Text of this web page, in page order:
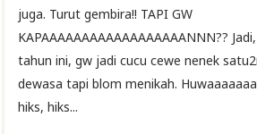
juga. Turut gembira!! TAPI GW
KAPAAAAAAAAAAAAAAAAAANNN??
tahun ini, gw jadi cucu cewe nenek
dewasa tapi blom menikah.
hiks, hiks...